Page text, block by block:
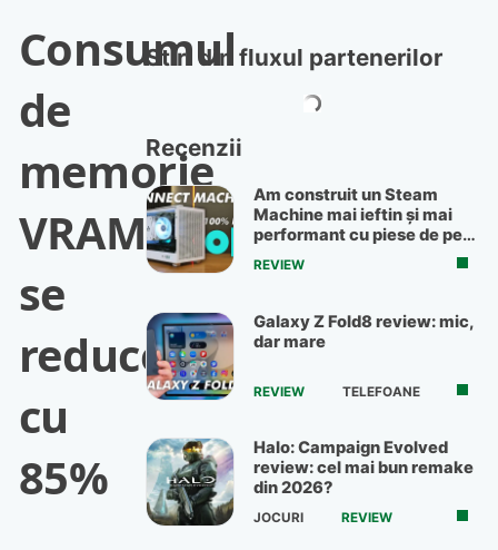
Consumul
de
memorie
VRAM
se
reduce
cu
85%
Stiri din fluxul partenerilor
Recenzii
Am construit un Steam
Machine mai ieftin și mai
performant cu piese de pe
OLX
REVIEW
Galaxy Z Fold8 review: mic,
dar mare
REVIEW TELEFOANE
Halo: Campaign Evolved
review: cel mai bun remake
din 2026?
JOCURI REVIEW